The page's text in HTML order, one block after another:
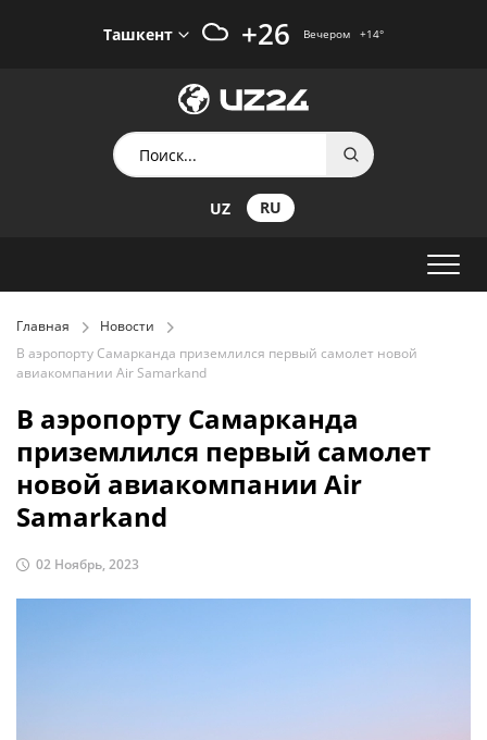
Ташкент +26 Вечером +14°
UZ RU
Главная
Новости
В аэропорту Самарканда приземлился первый самолет новой
авиакомпании Air Samarkand
В аэропорту Самарканда
приземлился первый самолет
новой авиакомпании Air
Samarkand
02 Ноябрь, 2023